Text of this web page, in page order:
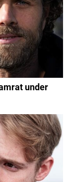
under